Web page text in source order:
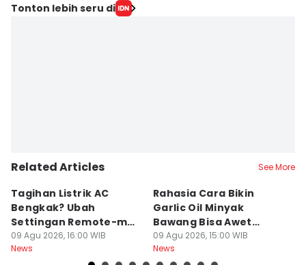
Tonton lebih seru di
Related Articles See More
Tagihan Listrik AC
Bengkak? Ubah
Settingan Remote-mu
ke Mode Ini Mulai Nanti
Malam
09 Agu 2026, 16:00 WIB
News
Rahasia Cara Bikin
Garlic Oil Minyak
Bawang Bisa Awet
Berbulan-bulan: Bumbu
Level Resto!
09 Agu 2026, 15:00 WIB
News